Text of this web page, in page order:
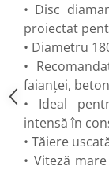
Accesorii pentru
Accesorii scule
Compresoare aer
Fierastrau sabie
Fierăstrău circular
Flexuri
Mixere mortar
Motoare electrice
• Disc
proiectat
• Diametru
•
faianței,
• Ideal
intensă în
• Tăiere
• Viteză